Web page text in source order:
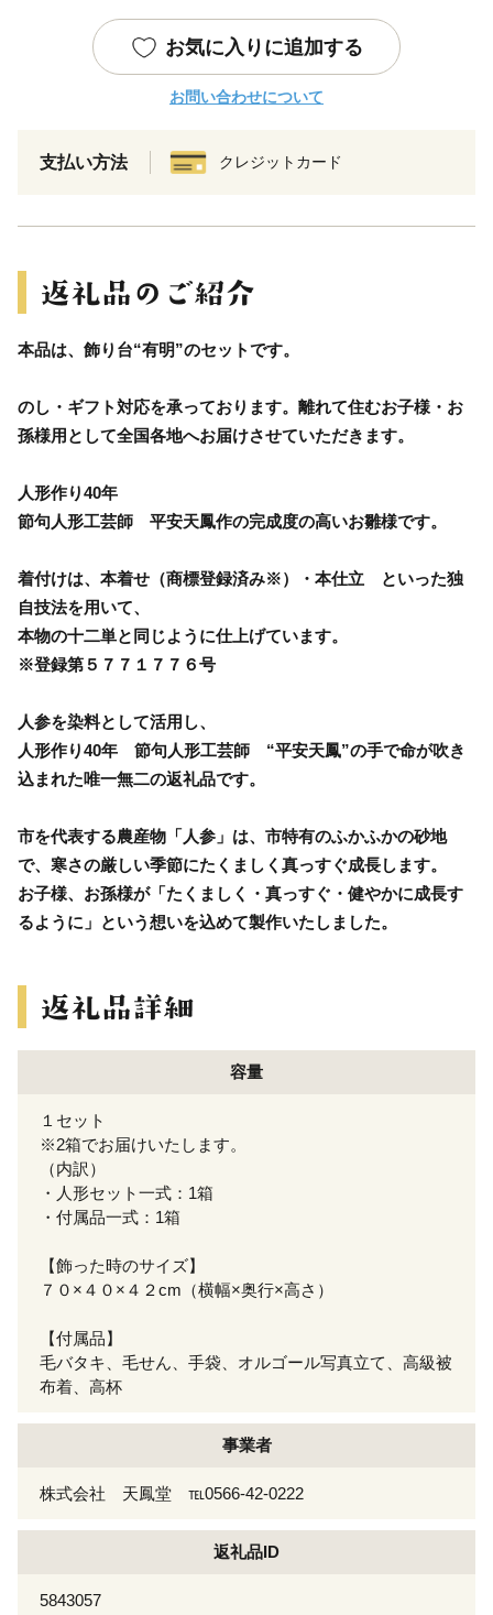
お気に入りに追加する
お問い合わせについて
支払い方法 クレジットカード
本品は、飾り台“有明”のセットです。
のし・ギフト対応を承っております。離れて住むお子様・お
孫様用として全国各地へお届けさせていただきます。
人形作り40年
節句人形工芸師 平安天鳳作の完成度の高いお雛様です。
着付けは、本着せ（商標登録済み※）・本仕立 といった独
自技法を用いて、
本物の十二単と同じように仕上げています。
※登録第５７７１７７６号
人参を染料として活用し、
人形作り40年 節句人形工芸師 “平安天鳳”の手で命が吹き
込まれた唯一無二の返礼品です。
市を代表する農産物「人参」は、市特有のふかふかの砂地
で、寒さの厳しい季節にたくましく真っすぐ成長します。
お子様、お孫様が「たくましく・真っすぐ・健やかに成長す
るように」という想いを込めて製作いたしました。
容量
１セット
※2箱でお届けいたします。
（内訳）
・人形セット一式：1箱
・付属品一式：1箱
【飾った時のサイズ】
７０×４０×４２cm（横幅×奥行×高さ）
【付属品】
毛バタキ、毛せん、手袋、オルゴール写真立て、高級被
布着、高杯
事業者
株式会社 天鳳堂 ℡0566-42-0222
返礼品ID
5843057